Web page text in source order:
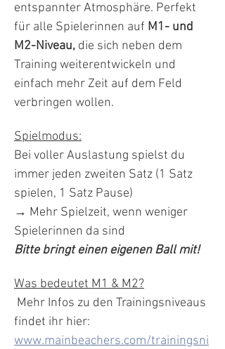
entspannter Atmosphäre. Perfekt
für alle Spielerinnen auf M1- und
M2-Niveau, die sich neben dem
Training weiterentwickeln und
einfach mehr Zeit auf dem Feld
verbringen wollen.
Spielmodus:
Bei voller Auslastung spielst du
immer jeden zweiten Satz (1 Satz
spielen, 1 Satz Pause)
→ Mehr Spielzeit, wenn weniger
Spielerinnen da sind
Bitte bringt einen eigenen Ball mit!
Was bedeutet M1 & M2?
findet ihr hier:
www.mainbeachers.com/trainingsni